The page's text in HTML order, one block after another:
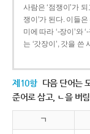
사람은 ‘점쟁이’가
쟁이’가 된다. 이들
미에 따라 ‘-장이’와
는 ‘갓장이’, 갓을 쓴
제10항 다음 단어는
준어로 삼고, ㄴ을 버
ㄱ